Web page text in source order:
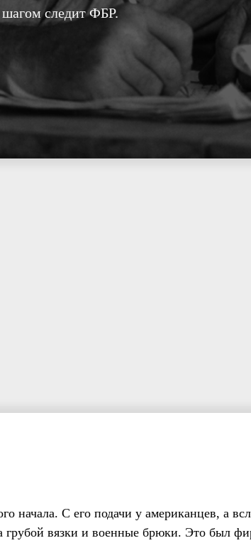
следит ФБР.
начала. С его подачи у американцев, а
грубой вязки и военные брюки. Это был